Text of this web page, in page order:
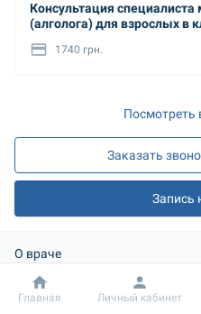
Консультация
(алголога) для взрослых в
1740 грн.
Посмотреть
Заказать
Запись
О враче
Категория: Высшая
Добробут
Главная Личный кабинет